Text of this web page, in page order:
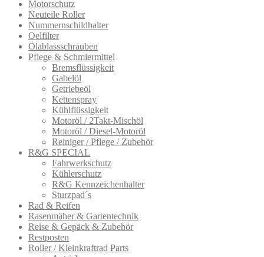
Motorschutz
Neuteile Roller
Nummernschildhalter
Oelfilter
Ölablassschra​uben
Pflege & Schmiermittel
Bremsflüssigkeit
Gabelöl
Getriebeöl
Kettenspray
Kühlflüssigkeit
Motoröl / 2Takt-Mischöl
Motoröl / Diesel-Motoröl
Reiniger / Pflege / Zubehör
R&G SPECIAL
Fahrwerkschutz
Kühlerschutz
R&G Kennzeichenhalter
Sturzpad´s
Rad & Reifen
Rasenmäher & Gartentechnik
Reise & Gepäck & Zubehör
Restposten
Roller / Kleinkraftrad Parts